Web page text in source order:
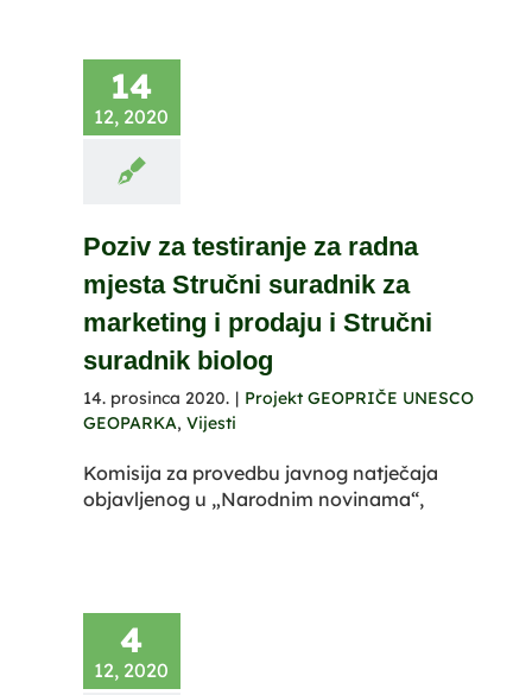
14
12, 2020
Poziv za testiranje za radna
mjesta Stručni suradnik za
marketing i prodaju i Stručni
suradnik biolog
14. prosinca 2020. | Projekt GEOPRIČE UNESCO
GEOPARKA, Vijesti
Komisija za provedbu javnog natječaja
objavljenog u „Narodnim novinama“,
4
12, 2020